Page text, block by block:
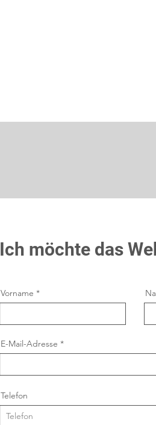
Ich möchte das
Vorname
E-Mail-Adresse
Telefon